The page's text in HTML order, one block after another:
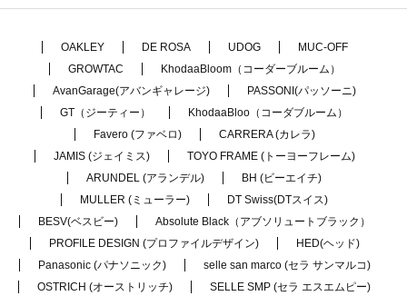
OAKLEY DE ROSA UDOG
MUC-OFF
GROWTAC
KhodaaBloom（コーダーブルーム）
AvanGarage(アバンギャレージ)
PASSONI(パッソーニ)
GT（ジーティー）
KhodaaBloo（コーダブルーム）
Favero (ファベロ)
CARRERA (カレラ)
JAMIS (ジェイミス)
TOYO FRAME (トーヨーフレーム)
ARUNDEL (アランデル)
BH (ビーエイチ)
MULLER (ミューラー)
DT Swiss(DTスイス)
BESV(ベスビー)
Absolute Black（アブソリュートブラック）
PROFILE DESIGN (プロファイルデザイン)
HED(ヘッド)
Panasonic (パナソニック)
selle san marco (セラ サンマルコ)
OSTRICH (オーストリッチ)
SELLE SMP (セラ エスエムピー)